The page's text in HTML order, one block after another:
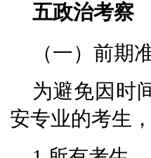
五政治考察
（一）前期
为避免因时
安专业的考生